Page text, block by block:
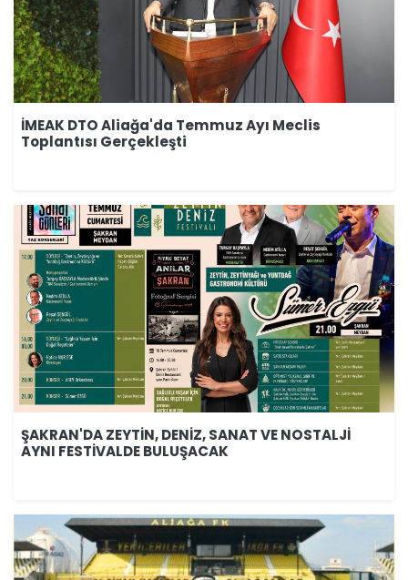
İMEAK DTO Aliağa'da Temmuz Ayı Meclis
Toplantısı Gerçekleşti
ŞAKRAN'DA ZEYTİN, DENİZ, SANAT VE NOSTALJİ
AYNI FESTİVALDE BULUŞACAK